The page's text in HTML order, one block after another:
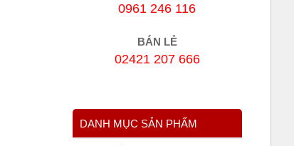
0961 246 116
BÁN LẺ
02421 207 666
DANH MỤC SẢN PHẨM